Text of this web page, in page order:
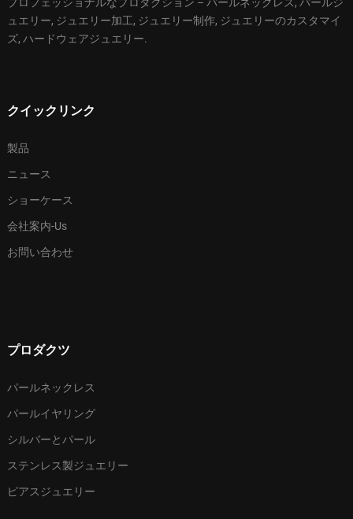
プロフェッショナルなプロダクション – パールネックレス, パールジ
ュエリー, ジュエリー加工, ジュエリー制作, ジュエリーのカスタマイ
ズ, ハードウェアジュエリー.
クイックリンク
製品
ニュース
ショーケース
会社案内-Us
お問い合わせ
プロダクツ
パールネックレス
パールイヤリング
シルバーとパール
ステンレス製ジュエリー
ピアスジュエリー